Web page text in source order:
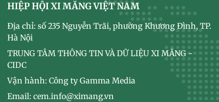
HIỆP HỘI XI MĂNG VIỆT NAM
Địa chỉ: số 235 Nguyễn Trãi, phường Khương Đình, TP.
Hà Nội
TRUNG TÂM THÔNG TIN VÀ DỮ LIỆU XI MĂNG -
CIDC
Vận hành: Công ty Gamma Media
Email: cem.info@ximang.vn